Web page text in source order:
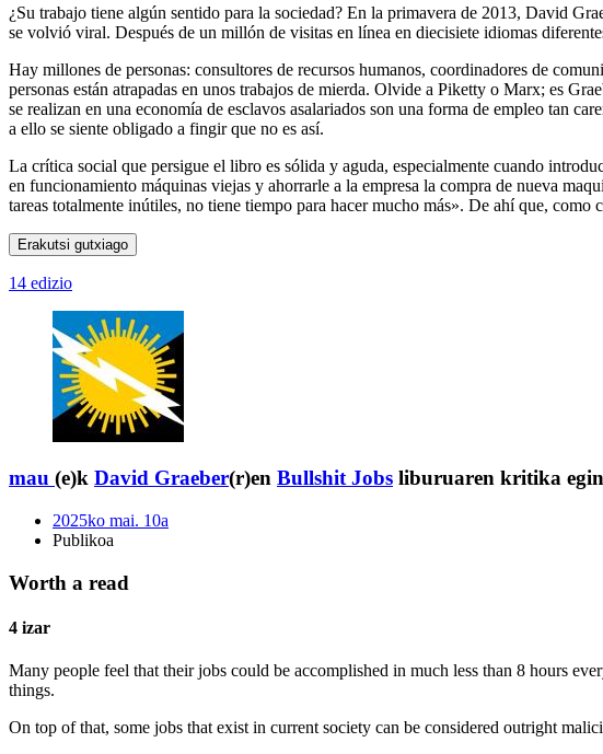
¿Su trabajo tiene algún sentido para la sociedad? En la primavera de 2013, David
se volvió viral. Después de un millón de visitas en línea en diecisiete idiomas
Hay millones de personas: consultores de recursos humanos, coordinadores de
personas están atrapadas en unos trabajos de mierda. Olvide a Piketty o Marx; es
se realizan en una economía de esclavos asalariados son una forma de empleo tan
a ello se siente obligado a fingir que no es así.
La crítica social que persigue el libro es sólida y aguda, especialmente cuando
en funcionamiento máquinas viejas y ahorrarle a la empresa la compra de nueva
tareas totalmente inútiles, no tiene tiempo para hacer mucho más». De ahí que, como
Erakutsi gutxiago
14 edizio
mau (e)k David Graeber(r)en Bullshit Jobs liburuaren kritika
2025ko mai. 10a
Publikoa
Worth a read
4 izar
Many people feel that their jobs could be accomplished in much less than 8 hours
things.
On top of that, some jobs that exist in current society can be considered outright